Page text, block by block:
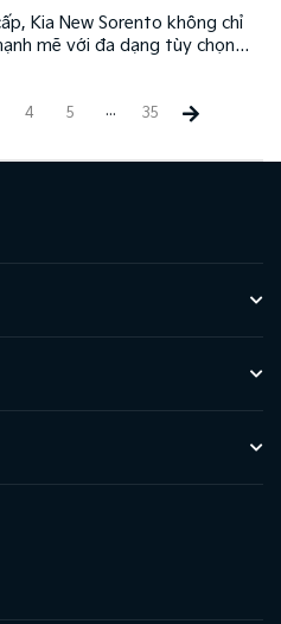
Kia New Sorento không chỉ
mẽ với đa dạng tùy chọn
4 5 ... 35